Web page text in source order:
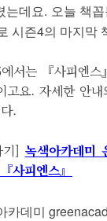
는데요. 오늘 책
시즌4의 마지막
서는 『사피엔
고요. 자세한 안
.
] 녹색아카데미
사피엔스』
카데미